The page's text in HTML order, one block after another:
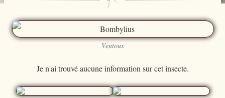
Ventoux
Je n'ai trouvé aucune information sur cet insecte.